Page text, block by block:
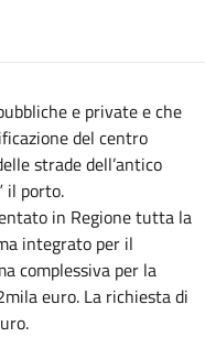
e private e che
del centro
strade dell’antico
il porto.
in Regione tutta la
integrato per il
complessiva per la
euro. La richiesta di